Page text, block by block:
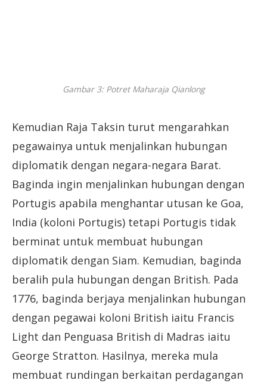
Gambar 3: Potret Maharaja Qianlong
Kemudian Raja Taksin turut mengarahkan
pegawainya untuk menjalinkan hubungan
diplomatik dengan negara-negara Barat.
Baginda ingin menjalinkan hubungan dengan
Portugis apabila menghantar utusan ke Goa,
India (koloni Portugis) tetapi Portugis tidak
berminat untuk membuat hubungan
diplomatik dengan Siam. Kemudian, baginda
beralih pula hubungan dengan British. Pada
1776, baginda berjaya menjalinkan hubungan
dengan pegawai koloni British iaitu Francis
Light dan Penguasa British di Madras iaitu
George Stratton. Hasilnya, mereka mula
membuat rundingan berkaitan perdagangan